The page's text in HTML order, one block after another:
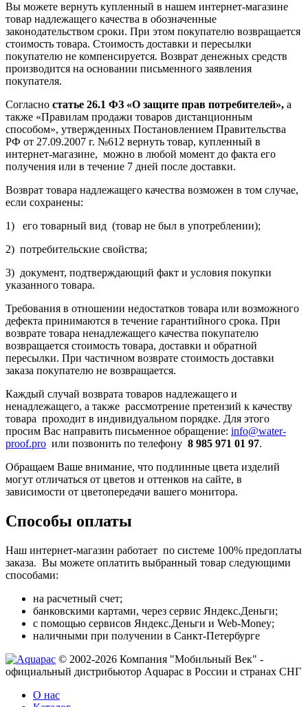
Вы можете вернуть купленный в нашем интернет-магазине
товар надлежащего качества в обозначенные
законодательством сроки. При этом покупателю возвращается
стоимость товара. Стоимость доставки и пересылки
покупателю не компенсируется. Возврат денежных средств
производится на основании письменного заявления
покупателя.
Согласно статье 26.1 ФЗ «О защите прав потребителей», а
также «Правилам продажи товаров дистанционным
способом», утвержденных Постановлением Правительства
РФ от 27.09.2007 г. №612 вернуть товар, купленный в
интернет-магазине, можно в любой момент до факта его
получения или в течение 7 дней после доставки.
Возврат товара надлежащего качества возможен в том случае,
если сохранены:
1) его товарный вид (товар не был в употреблении);
2) потребительские свойства;
3) документ, подтверждающий факт и условия покупки
указанного товара.
Требования в отношении недостатков товара или возможного
дефекта принимаются в течение гарантийного срока. При
возврате товара ненадлежащего качества покупателю
возвращается стоимость товара, доставки и обратной
пересылки. При частичном возврате стоимость доставки
заказа покупателю не возвращается.
Каждый случай возврата товаров надлежащего и
ненадлежащего, а также рассмотрение претензий к качеству
товара проходит в индивидуальном порядке. Для этого
просим Вас направить письменное обращение: info@water-
proof.pro или позвонить по телефону 8 985 971 01 97.
Обращаем Ваше внимание, что подлинные цвета изделий
могут отличаться от цветов и оттенков на сайте, в
зависимости от цветопередачи вашего монитора.
Способы оплаты
Наш интернет-магазин работает по системе 100% предоплаты
заказа. Вы можете оплатить выбранный товар следующими
способами:
на расчетный счет;
банковскими картами, через сервис Яндекс.Деньги;
с помощью сервисов Яндекс.Деньги и Web-Money;
наличными при получении в Санкт-Петербурге
© 2002-2026 Компания "Мобильный Век" -
официальный дистрибьютор Aquapac в России и странах СНГ
О нас